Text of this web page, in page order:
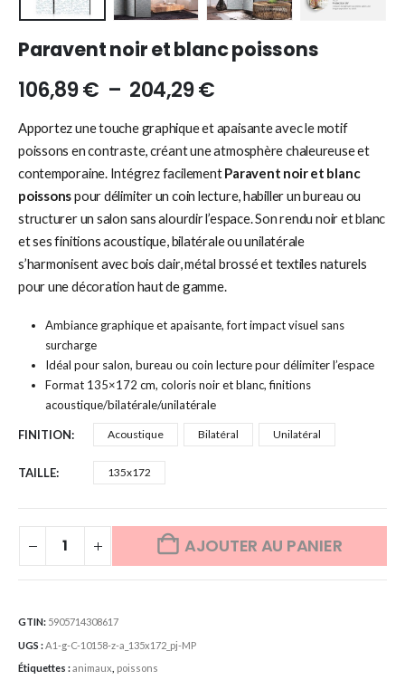
Paravent noir et blanc poissons
106,89€ – 204,29€
Apportez une touche graphique et apaisante avec le motif
poissons en contraste, créant une atmosphère chaleureuse et
contemporaine. Intégrez facilementParavent noir et blanc
poissonspour délimiter un coin lecture, habiller un bureau ou
structurer un salon sans alourdir l’espace. Son rendu noir et blanc
et ses finitions acoustique, bilatérale ou unilatérale
s’harmonisent avec bois clair, métal brossé et textiles naturels
pour une décoration haut de gamme.
Ambiance graphique et apaisante, fort impact visuel sans
surcharge
Idéal pour salon, bureau ou coin lecture pour délimiter l’espace
Format 135×172 cm, coloris noir et blanc, finitions
acoustique/bilatérale/unilatérale
FINITION Acoustique Bilatéral Unilatéral
TAILLE 135x172
AJOUTER AU PANIER
GTIN: 5905714308617
UGS : A1-g-C-10158-z-a_135x172_pj-MP
Étiquettes :animaux poissons